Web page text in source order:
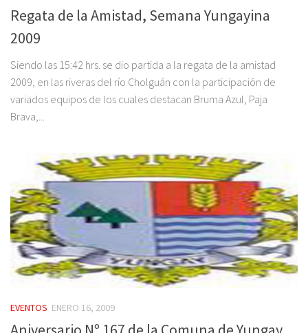
Regata de la Amistad, Semana Yungayina
2009
Siendo las 15:42 hrs. se dio partida a la regata de la amistad
2009, en las riveras del río Cholguán con la participación de
variados equipos de los cuales destacan Bruma Azul, Paja
Brava,...
EVENTOS ENERO 16, 2009